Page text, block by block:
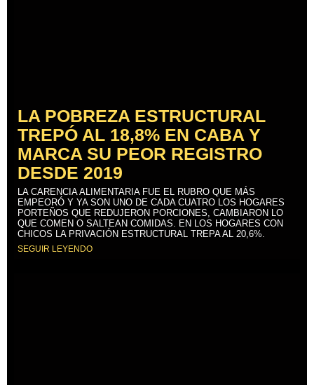
LA POBREZA ESTRUCTURAL
TREPÓ AL 18,8% EN CABA Y
MARCA SU PEOR REGISTRO
DESDE 2019
LA CARENCIA ALIMENTARIA FUE EL RUBRO QUE MÁS
EMPEORÓ Y YA SON UNO DE CADA CUATRO LOS HOGARES
PORTEÑOS QUE REDUJERON PORCIONES, CAMBIARON LO
QUE COMEN O SALTEAN COMIDAS. EN LOS HOGARES CON
CHICOS LA PRIVACIÓN ESTRUCTURAL TREPA AL 20,6%.
SEGUIR LEYENDO